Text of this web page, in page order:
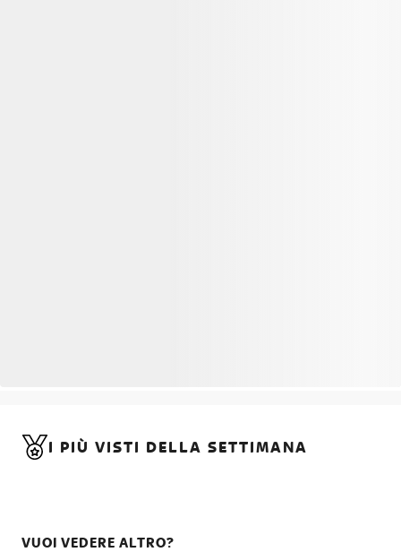
I PIÙ VISTI DELLA SETTIMANA
VUOI VEDERE ALTRO?